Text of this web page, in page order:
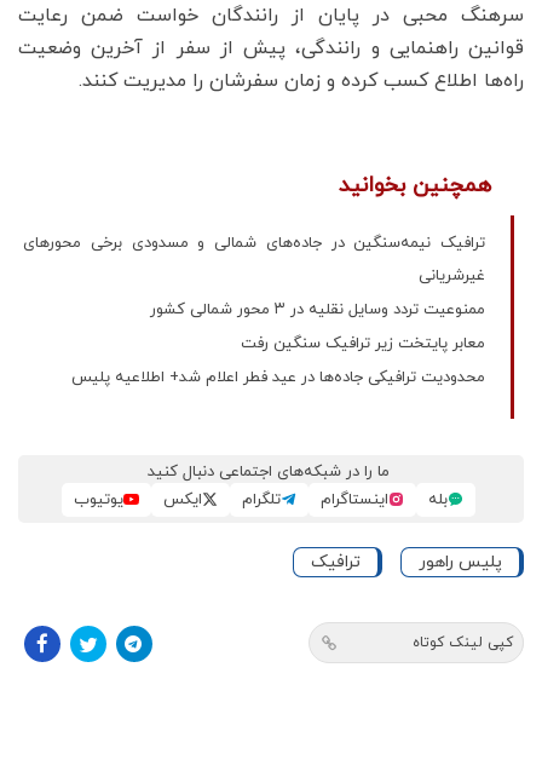
سرهنگ محبی در پایان از رانندگان خواست ضمن رعایت
قوانین راهنمایی و رانندگی، پیش از سفر از آخرین وضعیت
راه‌ها اطلاع کسب کرده و زمان سفرشان را مدیریت کنند.
همچنین بخوانید
ترافیک نیمه‌سنگین در جاده‌های شمالی و مسدودی برخی محورهای
غیرشریانی
ممنوعیت تردد وسایل نقلیه در ۳ محور شمالی کشور
معابر پایتخت زیر ترافیک سنگین رفت
محدودیت ترافیکی جاده‌ها در عید فطر اعلام شد+ اطلاعیه پلیس
ما را در شبکه‌های اجتماعی دنبال کنید
بله
اینستاگرام تلگرام ایکس یوتیوب
پلیس راهور ترافیک
کپی لینک کوتاه